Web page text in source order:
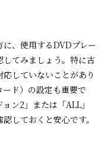
、使用するDVDプレー
てみましょう。特に古
していないことがあり
ド）の設定も重要で
ン2」または「ALL」
しておくと安心です。